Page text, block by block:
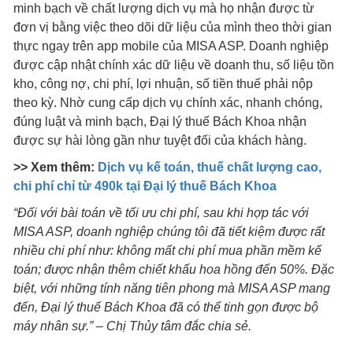
minh bạch về chất lượng dịch vụ mà họ nhận được từ
đơn vị bằng việc theo dõi dữ liệu của mình theo thời gian
thực ngay trên app mobile của MISA ASP. Doanh nghiệp
được cập nhật chính xác dữ liệu về doanh thu, số liệu tồn
kho, công nợ, chi phí, lợi nhuận, số tiền thuế phải nộp
theo kỳ. Nhờ cung cấp dịch vụ chính xác, nhanh chóng,
đúng luật và minh bạch, Đại lý thuế Bách Khoa nhận
được sự hài lòng gần như tuyệt đối của khách hàng.
>> Xem thêm: Dịch vụ kế toán, thuế chất lượng cao,
chi phí chỉ từ 490k tại Đại lý thuế Bách Khoa
“Đối với bài toán về tối ưu chi phí, sau khi hợp tác với
MISA ASP, doanh nghiệp chúng tôi đã tiết kiệm được rất
nhiều chi phí như: không mất chi phí mua phần mềm kế
toán; được nhận thêm chiết khấu hoa hồng đến 50%. Đặc
biệt, với những tính năng tiên phong mà MISA ASP mang
đến, Đại lý thuế Bách Khoa đã có thể tinh gọn được bộ
máy nhân sự.” – Chị Thủy tâm đắc chia sẻ.